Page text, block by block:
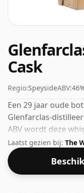
Cask
Regio:SpeysideABV:
Een 29 jaar oude
Glenfarclas-
ABV wordt deze
drinksterkte. Puur
Laatst gezien bij: The